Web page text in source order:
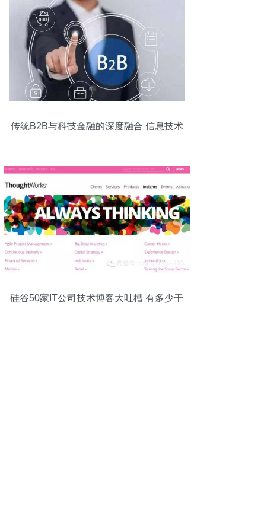
传统B2B与科技金融的深度融合 信息技术
硅谷50家IT公司技术博客大吐槽 有多少干